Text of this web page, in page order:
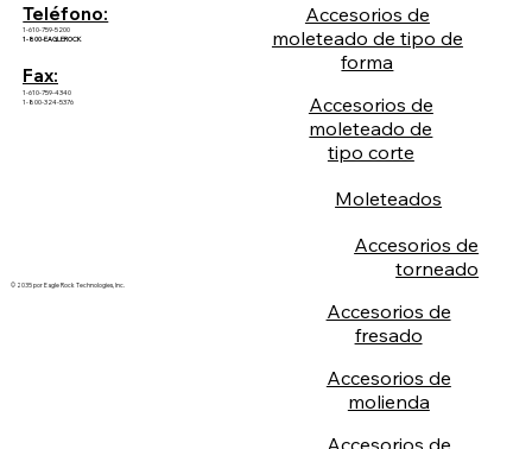
Teléfono:
1-610-759-5200
1-800-EAGLEROCK
Fax:
1-610-759-4340
1-800-324-5376
© 2035 por Eagle Rock Technologies, Inc.
Accesorios de
moleteado de tipo de
forma
Accesorios de
moleteado de
tipo corte
Moleteados
Accesorios de
torneado
Accesorios de
fresado
Accesorios de
molienda
Accesorios de